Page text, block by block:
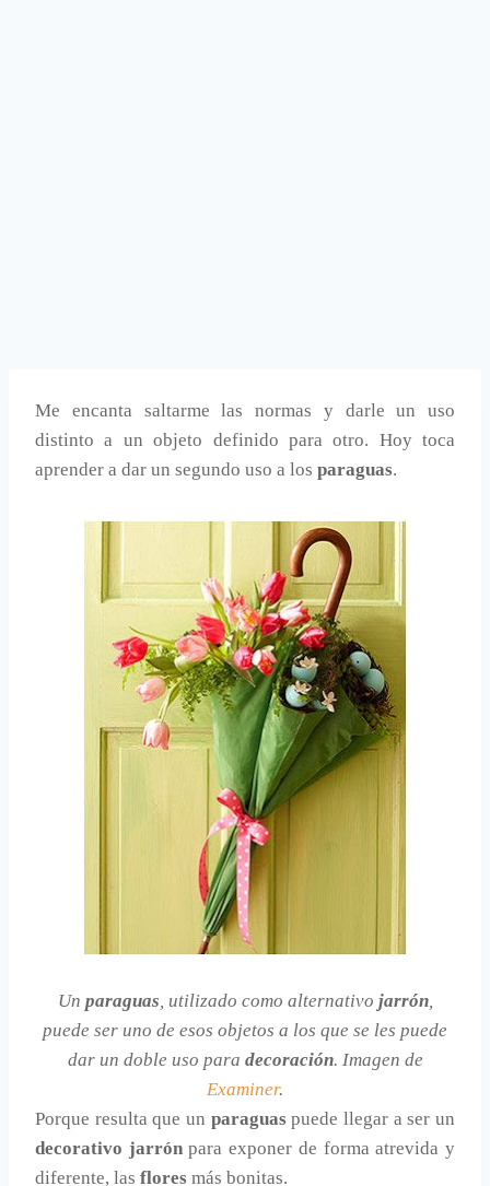
Me encanta saltarme las normas y darle un uso
distinto a un objeto definido para otro. Hoy toca
aprender a dar un segundo uso a los paraguas.
Un paraguas, utilizado como alternativo jarrón,
puede ser uno de esos objetos a los que se les puede
dar un doble uso para decoración. Imagen de
Examiner.
Porque resulta que un paraguaspuede llegar a ser un
decorativo jarrónpara exponer de forma atrevida y
diferente, las flores más bonitas.